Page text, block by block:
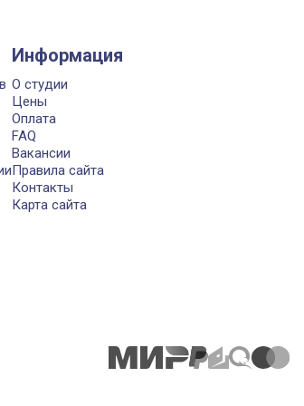
Информация
О студии
Цены
Оплата
FAQ
Вакансии
Правила сайта
Контакты
Карта сайта